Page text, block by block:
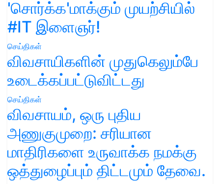
'சொர்க்க'மாக்கும் முயற்சியில்
#IT இளைஞர்!
செய்திகள்
விவசாயிகளின் முதுகெலும்பே
உடைக்கப்பட்டுவிட்டது
செய்திகள்
விவசாயம், ஒரு புதிய
அணுகுமுறை: சரியான
மாதிரிகளை உருவாக்க நமக்கு
ஒத்துழைப்பும் திட்டமும் தேவை.